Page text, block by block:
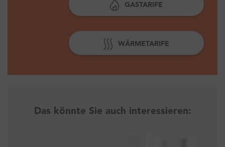
GASTARIFE
WÄRMETARIFE
Das könnte Sie auch interessieren: